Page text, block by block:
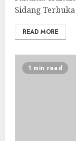
Sidang
READ MORE
1 min read